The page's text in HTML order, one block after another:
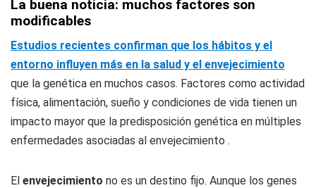
La buena noticia: muchos factores son
modificables
Estudios recientes confirman que los hábitos y el
entorno influyen más en la salud y el envejecimiento
que la genética en muchos casos. Factores como actividad
física, alimentación, sueño y condiciones de vida tienen un
impacto mayor que la predisposición genética en múltiples
enfermedades asociadas al envejecimiento .
El envejecimiento no es un destino fijo. Aunque los genes